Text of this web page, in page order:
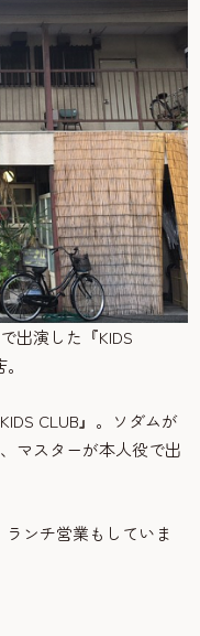
出演した『KIDS
CLUB』。ソダムが
マスターが本人役で出
ンチ営業もしていま